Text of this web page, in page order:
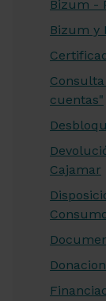
Bizum -
Bizum y
cuentas"
Cajamar